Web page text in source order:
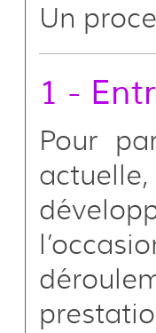
Un
1 -
Pour